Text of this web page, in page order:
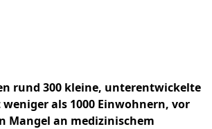
rund 300 kleine, unterentwickelte
als 1000 Einwohnern, vor
Mangel an medizinischem